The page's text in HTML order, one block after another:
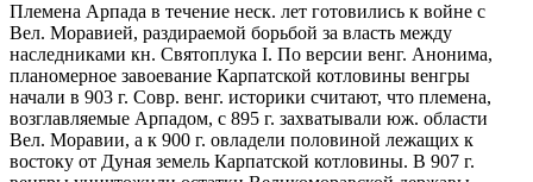
Племена Арпада в течение неск. лет готовились к войне с
Вел. Моравией, раздираемой борьбой за власть между
наследниками кн. Святоплука I. По версии венг. Анонима,
планомерное завоевание Карпатской котловины венгры
начали в 903 г. Совр. венг. историки считают, что племена,
возглавляемые Арпадом, с 895 г. захватывали юж. области
Вел. Моравии, а к 900 г. овладели половиной лежащих к
востоку от Дуная земель Карпатской котловины. В 907 г.